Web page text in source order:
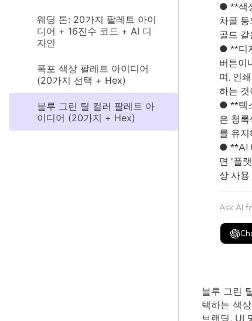
웨딩 톤: 20가지 팔레트 아이
디어 + 16진수 코드 + AI 디
자인
폭포 색상 팔레트 아이디어
(20가지 선택 + Hex)
블루 그린 틸 컬러 팔레트 아
이디어 (20가지 + Hex)
● **색
차콜
골드
● **디
버튼이
며, 인
하는 것
● **텍
은 청
를 유
● **AI
면 '플
상 사
Ask AI
블루 그린
택하는 색
브랜딩, UI